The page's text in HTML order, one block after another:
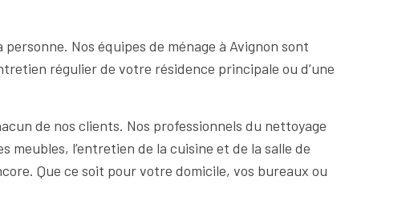
Nos équipes de ménage à Avignon sont
régulier de votre résidence principale ou d’une
de nos clients. Nos professionnels du nettoyage
l’entretien de la cuisine et de la salle de
Que ce soit pour votre domicile, vos bureaux ou